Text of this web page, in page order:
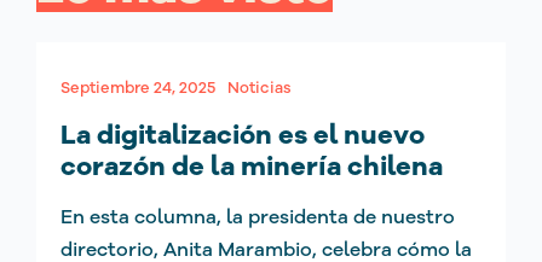
Septiembre 24, 2025 Noticias
La digitalización es el nuevo
corazón de la minería chilena
En esta columna, la presidenta de nuestro
directorio, Anita Marambio, celebra cómo la